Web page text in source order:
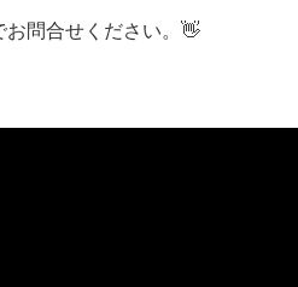
問合せください。👋